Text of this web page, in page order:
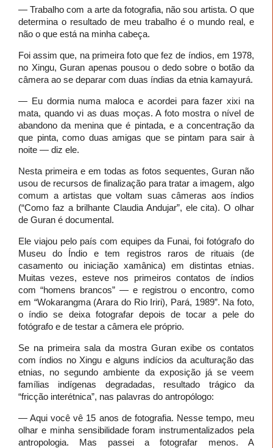
— Trabalho com a arte da fotografia, não sou artista. O que
determina o resultado de meu trabalho é o mundo real, e
não o que está na minha cabeça.
Foi assim que, na primeira foto que fez de índios, em 1978,
no Xingu, Guran apenas pousou o dedo sobre o botão da
câmera ao se deparar com duas índias da etnia kamayurá.
— Eu dormia numa maloca e acordei para fazer xixi na
mata, quando vi as duas moças. A foto mostra o nível de
abandono da menina que é pintada, e a concentração da
que pinta, como duas amigas que se pintam para sair à
noite — diz ele.
Nesta primeira e em todas as fotos sequentes, Guran não
usou de recursos de finalização para tratar a imagem, algo
comum a artistas que voltam suas câmeras aos índios
(“Como faz a brilhante Claudia Andujar”, ele cita). O olhar
de Guran é documental.
Ele viajou pelo país com equipes da Funai, foi fotógrafo do
Museu do Índio e tem registros raros de rituais (de
casamento ou iniciação xamânica) em distintas etnias.
Muitas vezes, esteve nos primeiros contatos de índios
com “homens brancos” — e registrou o encontro, como
em “Wokarangma (Arara do Rio Iriri), Pará, 1989”. Na foto,
o índio se deixa fotografar depois de tocar a pele do
fotógrafo e de testar a câmera ele próprio.
Se na primeira sala da mostra Guran exibe os contatos
com índios no Xingu e alguns indícios da aculturação das
etnias, no segundo ambiente da exposição já se veem
famílias indígenas degradadas, resultado trágico da
“fricção interétnica”, nas palavras do antropólogo:
— Aqui você vê 15 anos de fotografia. Nesse tempo, meu
olhar e minha sensibilidade foram instrumentalizados pela
antropologia. Mas passei a fotografar menos. A